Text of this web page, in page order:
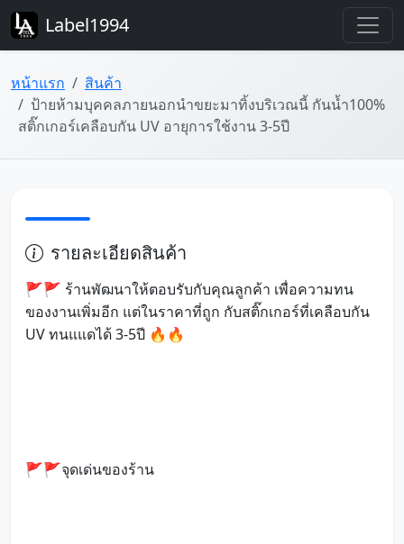
Label1994
หน้าแรก
สินค้า
ป้ายห้ามบุคคลภายนอกนำขยะมาทิ้งบริเวณนี้ กันน้ำ100%
สติ๊กเกอร์เคลือบกัน UV อายุการใช้งาน 3-5ปี
รายละเอียดสินค้า
🚩🚩 ร้านพัฒนาให้ตอบรับกับคุณลูกค้า เพื่อความทน
ของงานเพิ่มอีก แต่ในราคาที่ถูก กับสติ๊กเกอร์ที่เคลือบกัน
UV ทนแแดได้ 3-5ปี 🔥🔥
🚩🚩จุดเด่นของร้าน